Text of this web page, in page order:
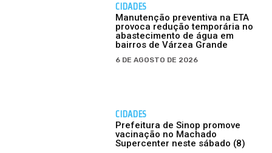
CIDADES
Manutenção preventiva na ETA
provoca redução temporária no
abastecimento de água em
bairros de Várzea Grande
6 DE AGOSTO DE 2026
CIDADES
Prefeitura de Sinop promove
vacinação no Machado
Supercenter neste sábado (8)